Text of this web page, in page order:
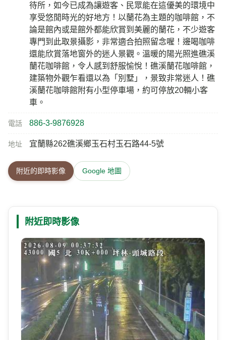
待所，如今已成為讓遊客、民眾能在這優美的環境中
享受悠閒時光的好地方！以蘭花為主題的咖啡館，不
論是館內或是館外都能欣賞到美麗的蘭花，不少遊客
專門到此取景攝影，非常適合拍照留念喔！邊喝咖啡
還能欣賞落地窗外的迷人景觀。溫暖的陽光照進礁溪
蘭花咖啡館，令人感到舒服愉悅！礁溪蘭花咖啡館，
建築物外觀乍看還以為「別墅」，景致非常迷人！礁
溪蘭花咖啡館附有小型停車場，約可停放20輛小客
車。
電話 886-3-9876928
地址 宜蘭縣262礁溪鄉玉石村玉石路44-5號
附近的即時影像 Google 地圖
附近即時影像